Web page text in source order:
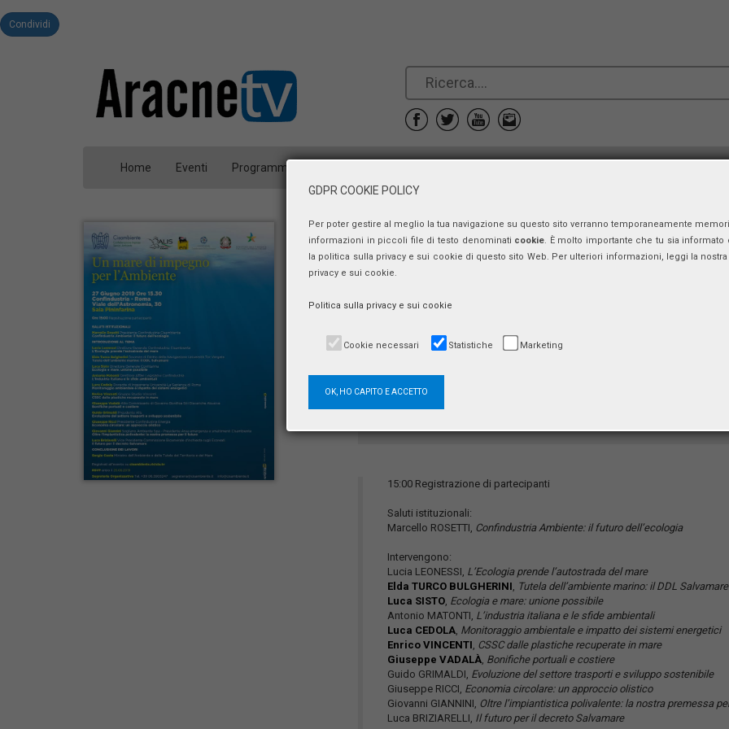
Condividi
Home Eventi Programmi
Convegno
Un mare di impegno per l’Ambiente
giovedì 27 giugno 2019, ore 15:00
15:00 Registrazione di partecipanti
Saluti istituzionali:
Marcello ROSETTI, Confindustria Ambiente: il futuro dell’ecologia
Intervengono:
Lucia LEONESSI, L’Ecologia prende l’autostrada del mare
Elda TURCO BULGHERINI, Tutela dell’ambiente marino: il DDL Salvamare
Luca SISTO, Ecologia e mare: unione possibile
Antonio MATONTI, L’industria italiana e le sfide ambientali
Luca CEDOLA, Monitoraggio ambientale e impatto dei sistemi energetici
Enrico VINCENTI, CSSC dalle plastiche recuperate in mare
Giuseppe VADALÀ, Bonifiche portuali e costiere
Guido GRIMALDI, Evoluzione del settore trasporti e sviluppo sostenibile
Giuseppe RICCI, Economia circolare: un approccio olistico
Giovanni GIANNINI, Oltre l’impiantistica polivalente: la nostra premessa
Luca BRIZIARELLI, Il futuro per il decreto Salvamare
GDPR COOKIE POLICY
Per poter gestire al meglio la tua navigazione su questo sito verranno temporaneamente
informazioni in piccoli file di testo denominati cookie . È molto importante che tu sia
la politica sulla privacy e sui cookie di questo sito Web. Per ulteriori informazioni, leggi la
privacy e sui cookie.
Politica sulla privacy e sui cookie
Cookie necessari Statistiche Marketing
OK, HO CAPITO E ACCETTO